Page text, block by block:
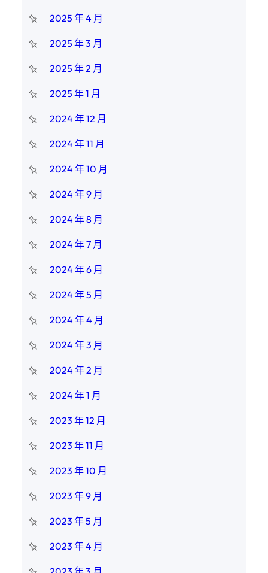
2025 年 4 月
2025 年 3 月
2025 年 2 月
2025 年 1 月
2024 年 12 月
2024 年 11 月
2024 年 10 月
2024 年 9 月
2024 年 8 月
2024 年 7 月
2024 年 6 月
2024 年 5 月
2024 年 4 月
2024 年 3 月
2024 年 2 月
2024 年 1 月
2023 年 12 月
2023 年 11 月
2023 年 10 月
2023 年 9 月
2023 年 5 月
2023 年 4 月